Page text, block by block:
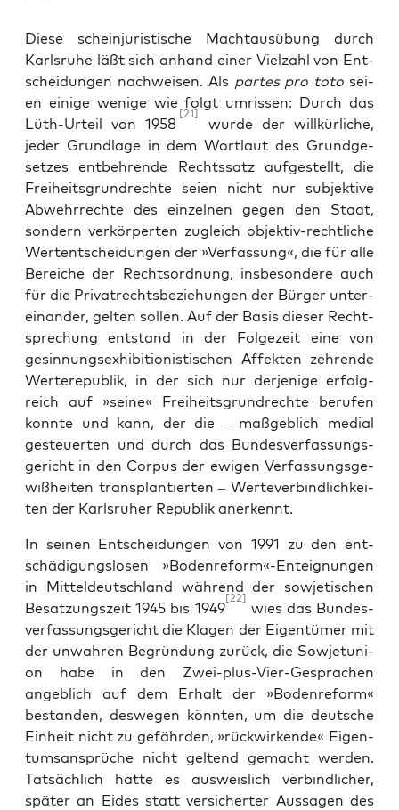
Die­se sche­in­ju­ris­ti­sche Macht­aus­übung durch
Karls­ru­he läßt sich anhand einer Viel­zahl von Ent­
schei­dun­gen nach­wei­sen. Als par­tes pro toto sei­
en eini­ge weni­ge wie folgt umris­sen: Durch das
Lüth-Urteil von 1958
[21]
wur­de der will­kür­li­che,
jeder Grund­la­ge in dem Wort­laut des Grund­ge­
set­zes ent­beh­ren­de Rechts­satz auf­ge­stellt, die
Frei­heits­grund­rech­te sei­en nicht nur sub­jek­ti­ve
Abwehr­rech­te des ein­zel­nen gegen den Staat,
son­dern ver­kör­per­ten zugleich objek­tiv-recht­li­che
Wert­ent­schei­dun­gen der »Ver­fas­sung«, die für alle
Berei­che der Rechts­ord­nung, ins­be­son­de­re auch
für die Pri­vat­rechts­be­zie­hun­gen der Bür­ger unter­
ein­an­der, gel­ten sol­len. Auf der Basis die­ser Recht­
spre­chung ent­stand in der Fol­ge­zeit eine von
gesin­nungs­exhi­bi­tio­nis­ti­schen Affek­ten zeh­ren­de
Wer­te­re­pu­blik, in der sich nur der­je­ni­ge erfolg­
reich auf »sei­ne« Frei­heits­grund­rech­te beru­fen
konn­te und kann, der die – maß­geb­lich medi­al
gesteu­er­ten und durch das Bun­des­ver­fas­sungs­
ge­richt in den Cor­pus der ewi­gen Ver­fas­sungs­ge­
wiß­hei­ten trans­plan­tier­ten – Wer­te­ver­bind­lich­kei­
ten der Karls­ru­her Repu­blik anerkennt.
In sei­nen Ent­schei­dun­gen von 1991 zu den ent­
schä­di­gungs­lo­sen »Bodenreform«-Enteignungen
in Mit­tel­deutsch­land wäh­rend der sowje­ti­schen
Besat­zungs­zeit 1945 bis 1949
[22]
wies das Bun­des­
ver­fas­sungs­ge­richt die Kla­gen der Eigen­tü­mer mit
der unwah­ren Begrün­dung zurück, die Sowjet­uni­
on habe in den Zwei-plus-Vier-Gesprä­chen
angeb­lich auf dem Erhalt der »Boden­re­form«
bestan­den, des­we­gen könn­ten, um die deut­sche
Ein­heit nicht zu gefähr­den, »rück­wir­ken­de« Eigen­
tums­an­sprü­che nicht gel­tend gemacht wer­den.
Tat­säch­lich hat­te es aus­weis­lich ver­bind­li­cher,
spä­ter an Eides statt ver­si­cher­ter Aus­sa­gen des